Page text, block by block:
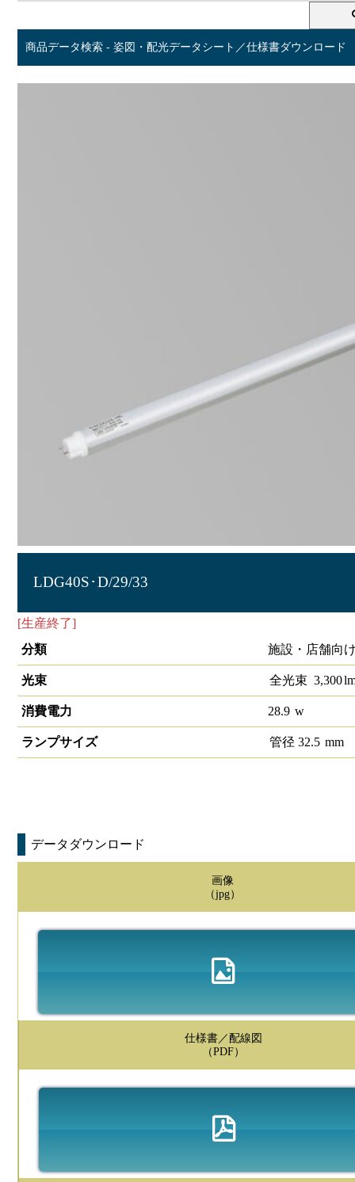
商品データ検索 - 姿図・配光データシート／仕様書ダウンロード
LDG40S･D/29/33
[生産終了]
分類
施設・店舗向
光束 全光束 3,300
消費電力 28.9 w
ランプサイズ 管径 32.5 mm
データダウンロード
画像
（jpg）
仕様書／配線図
（PDF）